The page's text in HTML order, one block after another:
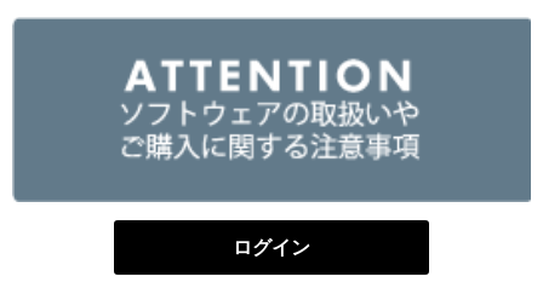
ログイン